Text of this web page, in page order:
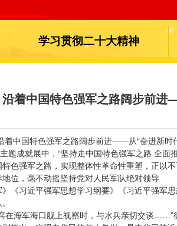
学习贯彻二十大精神
沿着中国特色强军之路阔步前
着中国特色强军之路阔步前进——从“奋进新时
题成就展中，“坚持走中国特色强军之路 全
色强军之路，实现整体性革命性重塑，正以不
位，毫不动摇坚持党对人民军队绝对领导
《习近平强军思想学习纲要》《习近平强军
在海军海口舰上视察时，与水兵亲切交谈